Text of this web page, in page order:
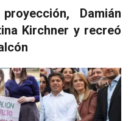
Damián
Kirchner y recreó